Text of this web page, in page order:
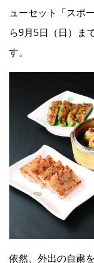
ューセット「スポ
ら9月5日（日）ま
す。
依然、外出の自粛